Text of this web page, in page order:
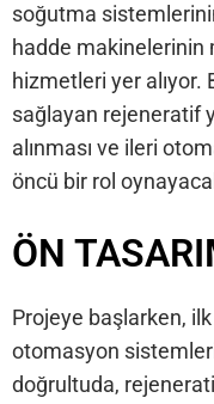
soğutma
hadde makinelerinin
hizmetleri yer
sağlayan rejeneratif
alınması ve ileri
öncü bir rol
ÖN
Projeye başlarken,
otomasyon
doğrultuda,